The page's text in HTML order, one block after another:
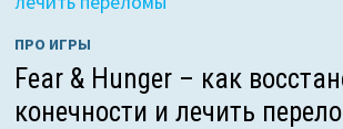
ПРО ИГРЫ
Fear & Hunger – как
конечности и лечить